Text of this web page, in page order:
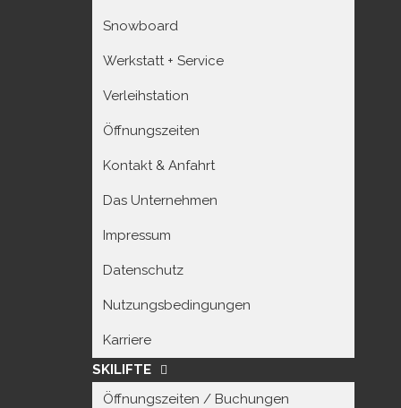
Snowboard
Werkstatt + Service
Verleihstation
Öffnungszeiten
Kontakt & Anfahrt
Das Unternehmen
Impressum
Datenschutz
Nutzungsbedingungen
Karriere
SKILIFTE
Öffnungszeiten / Buchungen